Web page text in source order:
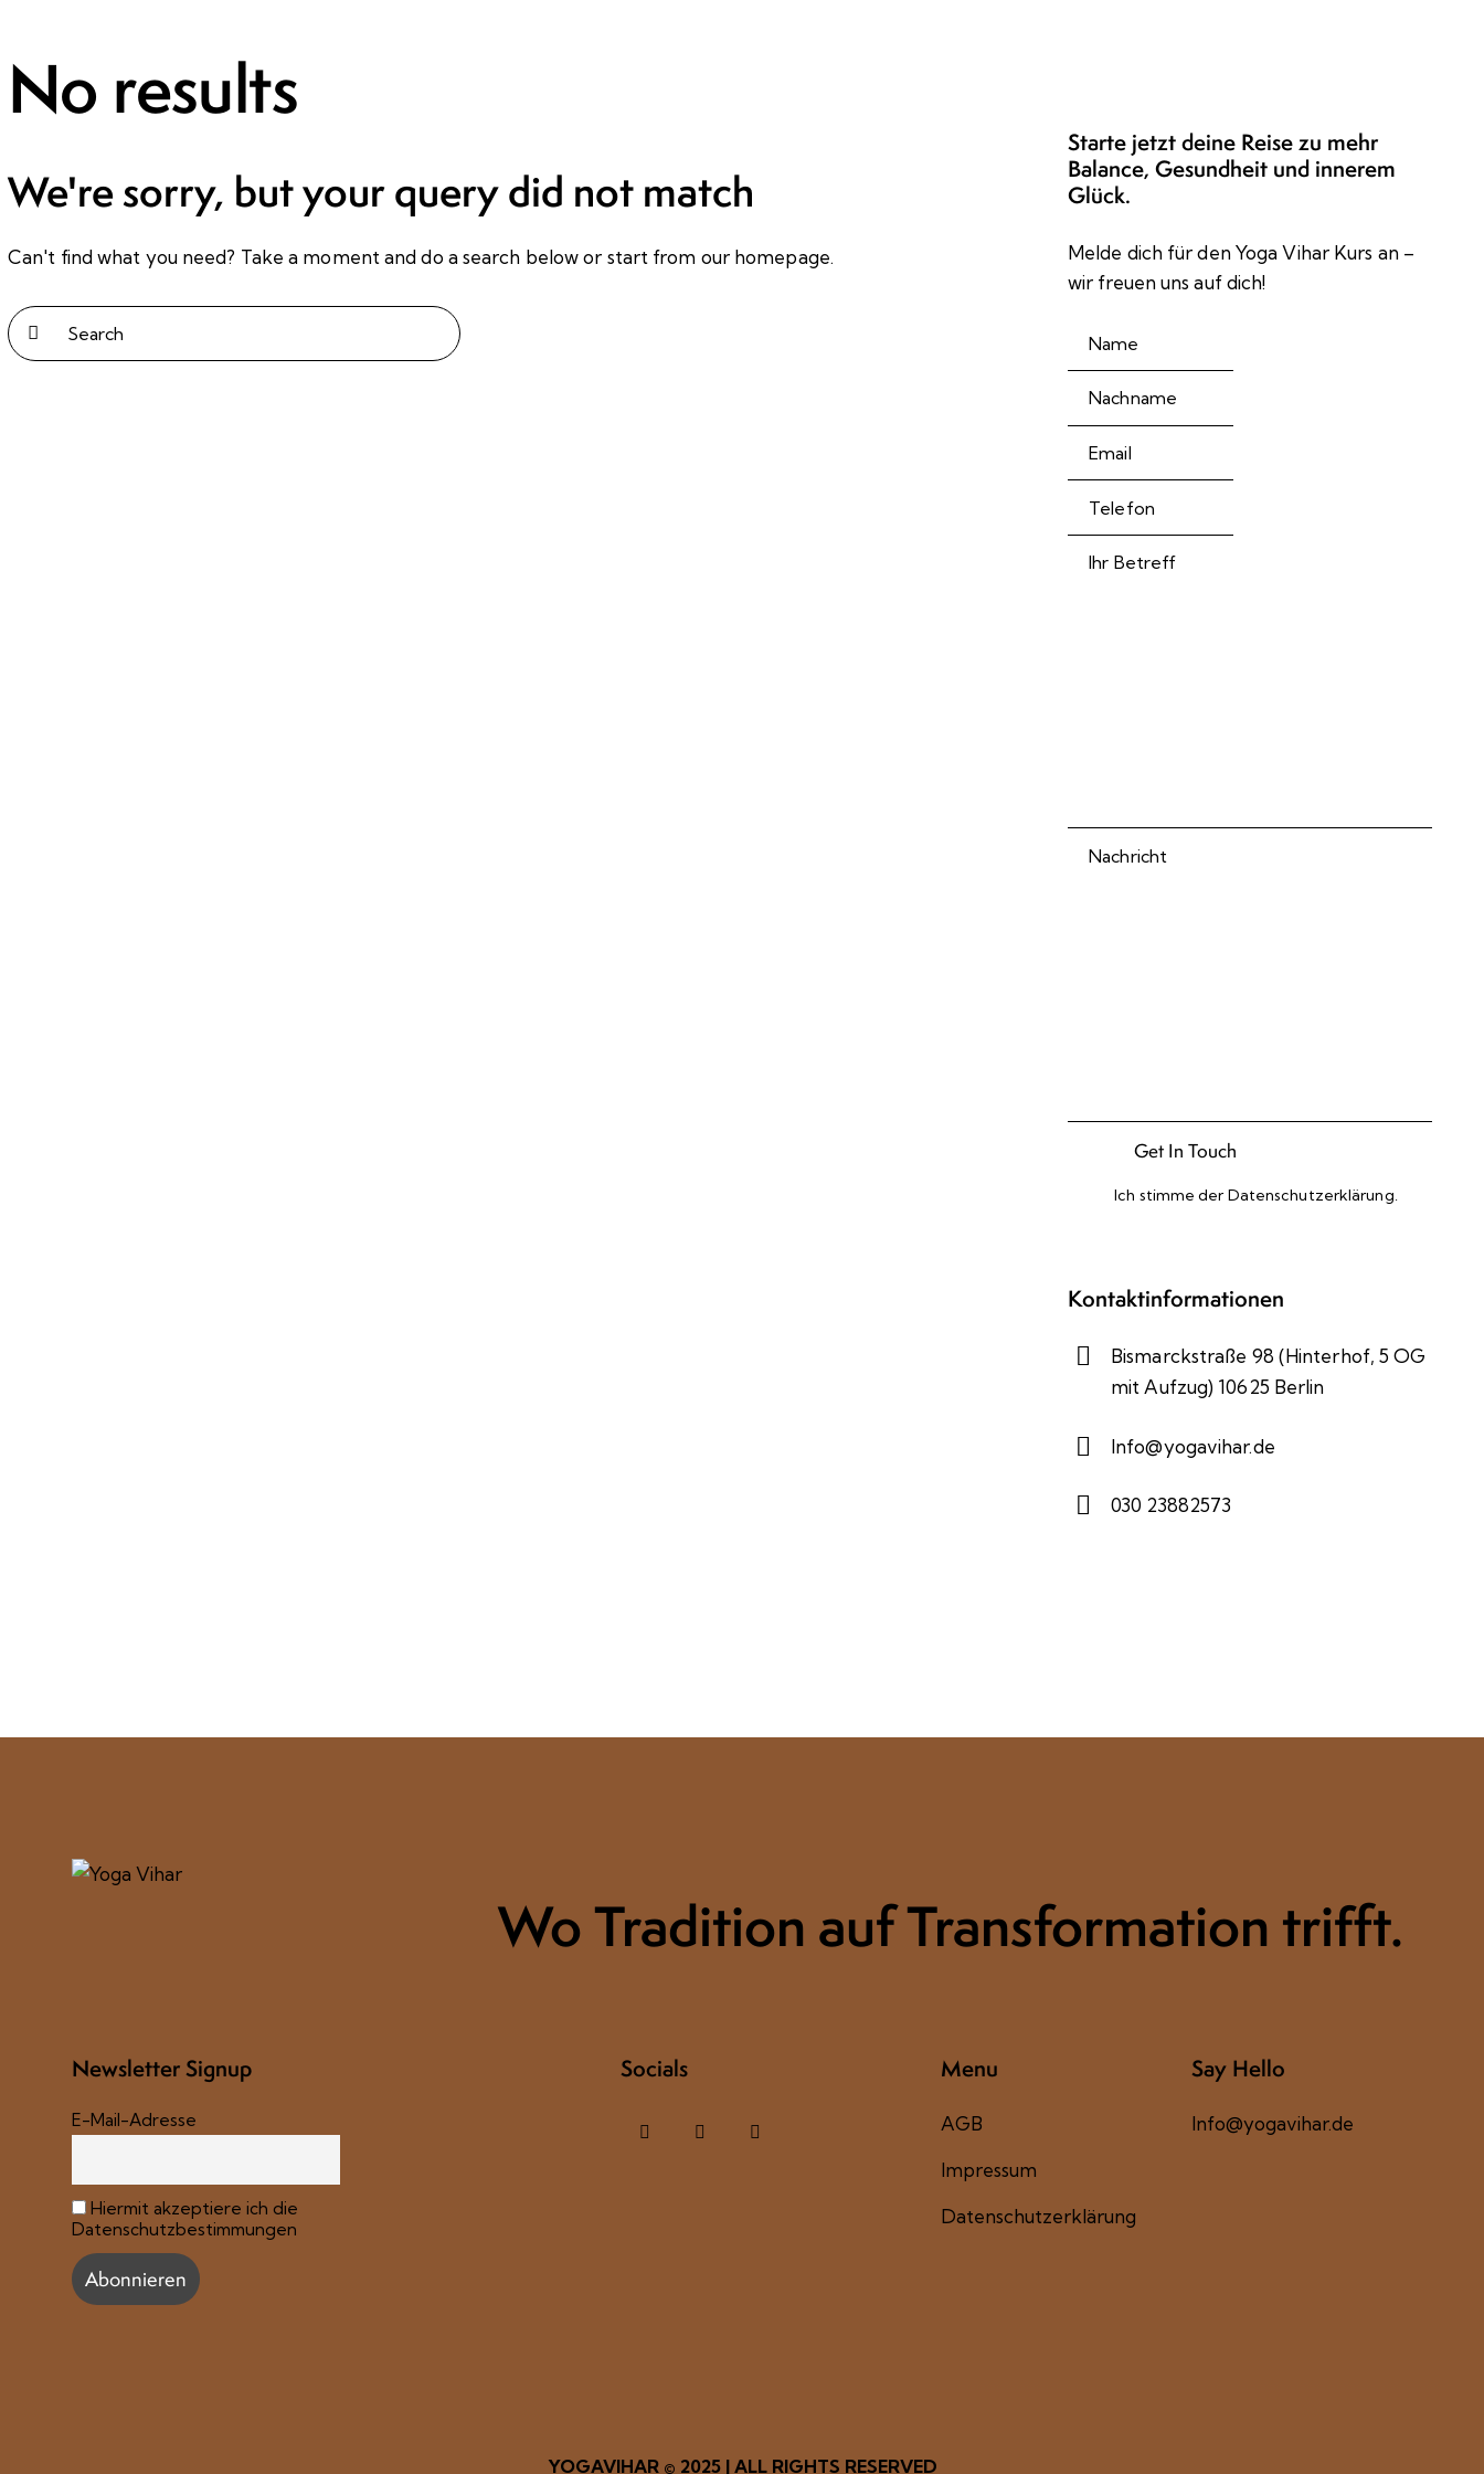
No results
We're sorry, but your query did not match
Can't find what you need? Take a moment and do a search below or start from our homepage.
Starte jetzt deine Reise zu mehr
Balance, Gesundheit und innerem
Glück.
Melde dich für den Yoga Vihar Kurs an –
wir freuen uns auf dich!
Ich stimme der Datenschutzerklärung.
Kontaktinformationen
Bismarckstraße 98 (Hinterhof, 5 OG
mit Aufzug) 10625 Berlin
Info@yogavihar.de
030 23882573
Wo Tradition auf Transformation trifft.
Newsletter Signup
E-Mail-Adresse
Hiermit akzeptiere ich die
Datenschutzbestimmungen
Socials Menu
AGB
Impressum
Datenschutzerklärung
Say Hello
Info@yogavihar.de
YOGAVIHAR© 2025 | ALL RIGHTS RESERVED